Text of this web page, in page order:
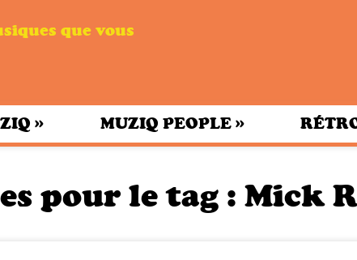
que vous
» MUZIQ PEOPLE »
pour le tag : Mick